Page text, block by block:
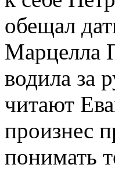
обещал
Марцелла
водила за
читают
произнес
понимать